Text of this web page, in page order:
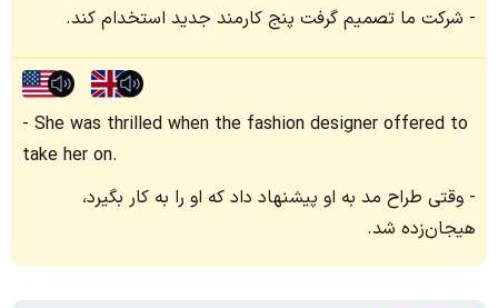
شرکت ما تصمیم گرفت پنج کارمند جدید استخدام کند.
She was thrilled when the fashion designer offered to
take her on.
وقتی طراح مد به او پیشنهاد داد که او را به کار بگیرد،
هیجان‌زده شد.